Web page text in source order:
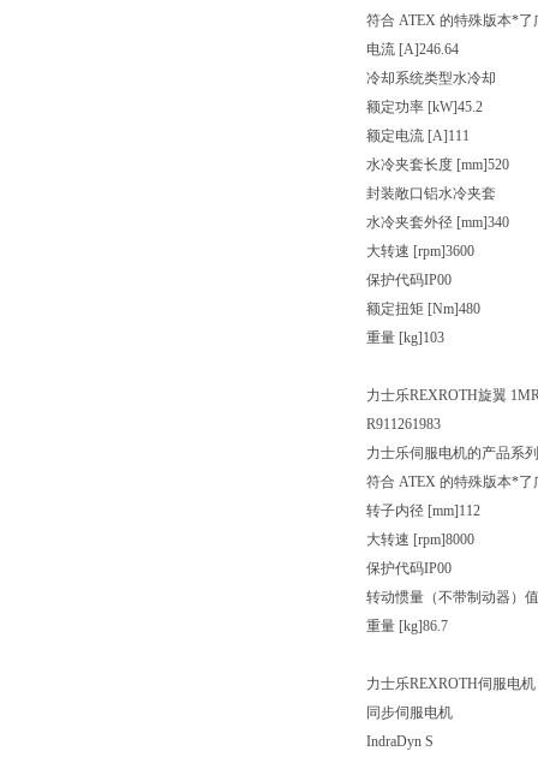
符合 ATEX 的特殊版本*
电流 [A]246.64
冷却系统类型水冷却
额定功率 [kW]45.2
额定电流 [A]111
水冷夹套长度 [mm]520
封装敞口铝水冷夹套
水冷夹套外径 [mm]340
大转速 [rpm]3600
保护代码IP00
额定扭矩 [Nm]480
重量 [kg]103
力士乐REXROTH旋翼
R911261983
力士乐伺服电机的产品系
符合 ATEX 的特殊版本*
转子内径 [mm]112
大转速 [rpm]8000
保护代码IP00
转动惯量（不带制动器）
重量 [kg]86.7
力士乐REXROTH伺服电机
同步伺服电机
IndraDyn S